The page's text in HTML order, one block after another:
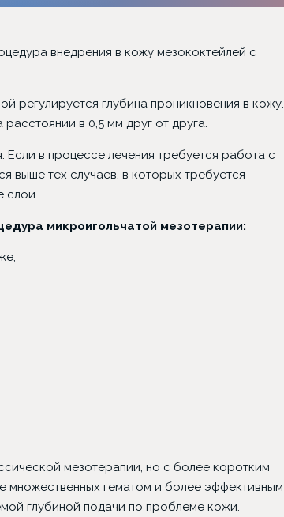
внедрения в кожу мезококтейлей с
регулируется глубина проникновения в кожу.
в 0,5 мм друг от друга.
в процессе лечения требуется работа с
выше тех случаев, в которых требуется
слои.
микроигольчатой мезотерапии:
мезотерапии, но с более коротким
множественных гематом и более эффективным
глубиной подачи по проблеме кожи.